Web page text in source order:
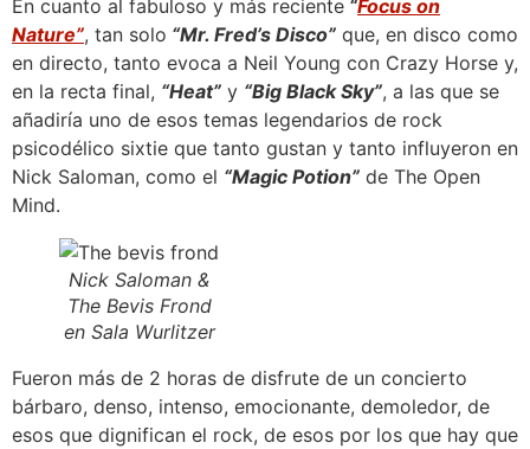
En cuanto al fabuloso y más reciente “Focus on
Nature”, tan solo “Mr. Fred’s Disco” que, en disco como
en directo, tanto evoca a Neil Young con Crazy Horse y,
en la recta final, “Heat” y “Big Black Sky”, a las que se
añadiría uno de esos temas legendarios de rock
psicodélico sixtie que tanto gustan y tanto influyeron en
Nick Saloman, como el “Magic Potion” de The Open
Mind.
Nick Saloman &
The Bevis Frond
en Sala Wurlitzer
Fueron más de 2 horas de disfrute de un concierto
bárbaro, denso, intenso, emocionante, demoledor, de
esos que dignifican el rock, de esos por los que hay que